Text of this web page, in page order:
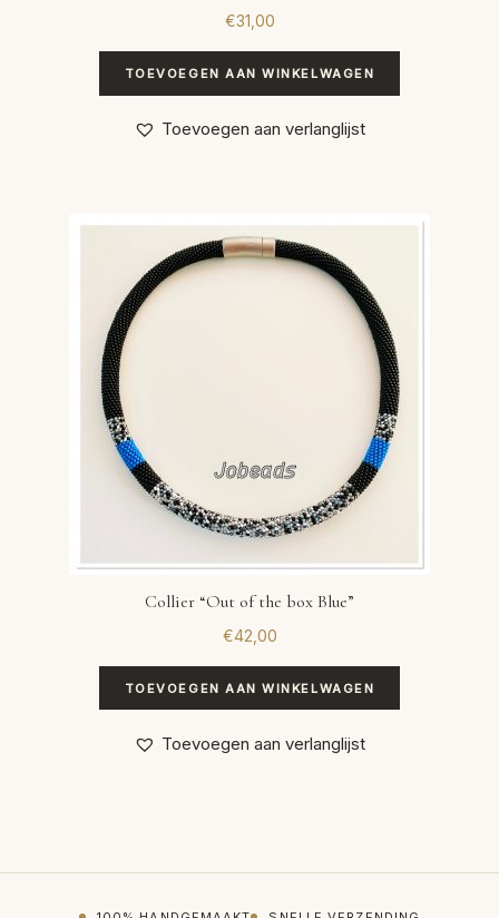
€31,00
TOEVOEGEN AAN WINKELWAGEN
Toevoegen aan verlanglijst
Collier “Out of the box Blue”
€42,00
TOEVOEGEN AAN WINKELWAGEN
Toevoegen aan verlanglijst